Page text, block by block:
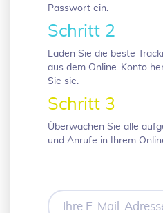
Passwort ein.
Schritt 2
Laden Sie die beste
aus dem Online-Konto
Sie sie.
Schritt 3
Überwachen Sie alle
und Anrufe in Ihrem
Ihre
E-